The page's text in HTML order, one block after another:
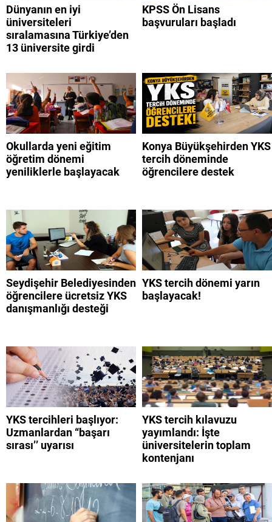
Dünyanın en iyi
üniversiteleri
sıralamasına Türkiye’den
13 üniversite girdi
KPSS Ön Lisans
başvuruları başladı
Okullarda yeni eğitim
öğretim dönemi
yeniliklerle başlayacak
Konya Büyükşehirden YKS
tercih döneminde
öğrencilere destek
Seydişehir Belediyesinden
öğrencilere ücretsiz YKS
danışmanlığı desteği
YKS tercih dönemi yarın
başlayacak!
YKS tercihleri başlıyor:
Uzmanlardan “başarı
sırası’’ uyarısı
YKS tercih kılavuzu
yayımlandı: İşte
üniversitelerin toplam
kontenjanı